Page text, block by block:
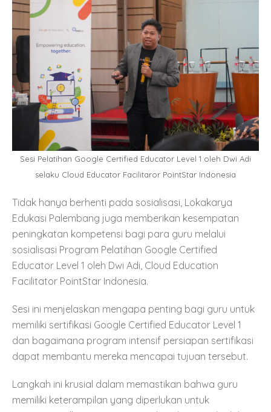
Sesi Pelatihan Google Certified Educator Level 1 oleh Dwi Adi
selaku Cloud Educator Facilitaror PointStar Indonesia
Tidak hanya berhenti pada sosialisasi, Lokakarya
Edukasi Palembang juga memberikan kesempatan
peningkatan kompetensi bagi para guru melalui
sosialisasi Program Pelatihan Google Certified
Educator Level 1 oleh Dwi Adi, Cloud Education
Facilitator PointStar Indonesia.
Sesi ini menjelaskan mengapa penting bagi guru untuk
memiliki sertifikasi Google Certified Educator Level 1
dan bagaimana program intensif persiapan sertifikasi
dapat membantu mereka mencapai tujuan tersebut.
Langkah ini krusial dalam memastikan bahwa guru
memiliki keterampilan yang diperlukan untuk